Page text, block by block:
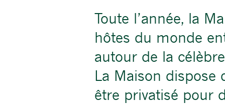
Toute l’année, la
hôtes du monde
autour de la
La Maison dispose
être privatisé pour